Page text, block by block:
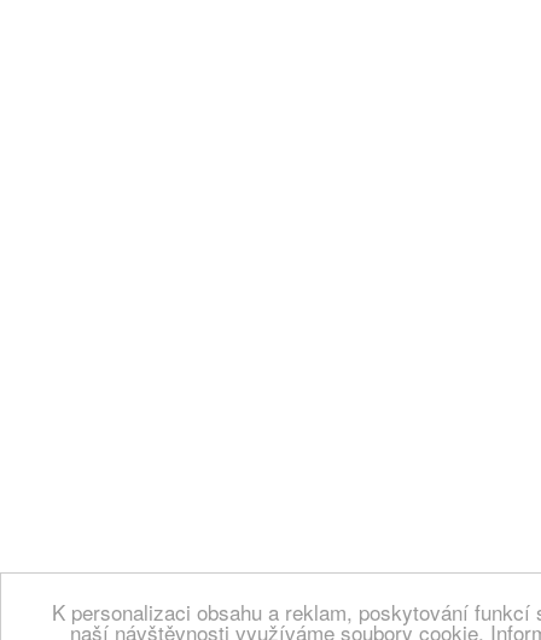
K personalizaci obsahu a reklam, poskytování
naší návštěvnosti využíváme soubory cookie.